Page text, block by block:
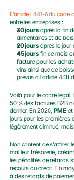
L’article L441-6 du code
entre les entreprises :
30 jours après la fin
alimentaires et de
20 jours après le jour
45 jours fin de mois
facture pour les
vins ainsi que de
prévus à l’article 438
Voilà pour le cadre légal.
50 % des factures B2B
dernier. En 2020, PME et
jours pour les premières
légèrement diminué,
Non content de s’attirer
mal leur trésorerie,
les pénalités de retards
recours au crédit. En
à des retards de